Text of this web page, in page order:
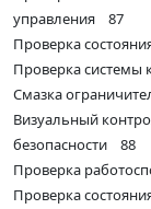
управления 87
Проверка
Проверка системы
Смазка
Визуальный
безопасности 88
Проверка
Проверка